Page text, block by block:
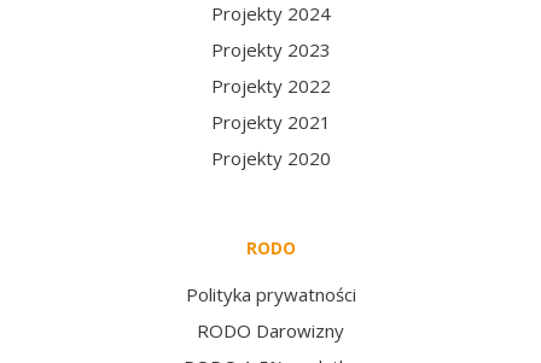
RODO
Projekty 2024
Projekty 2023
Projekty 2022
Projekty 2021
Projekty 2020
Polityka prywatności
RODO Darowizny